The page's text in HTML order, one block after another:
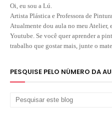
Oi, eu sou a Lú.
Artista Plástica e Professora de
Atualmente dou aula no meu Atelier,
Youtube. Se você quer aprender a
trabalho que gostar mais, junte o
PESQUISE PELO NÚMERO DA